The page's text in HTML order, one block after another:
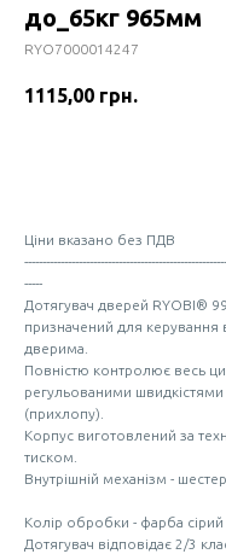
до_65кг 965мм
RYO7000014247
1115,00 грн.
Ціни вказано без ПДВ
-----
Дотягувач дверей RYOBI®
призначений для керування
дверима.
Повністю контролює весь
регульованими
(прихлопу).
Корпус виготовлений за
тиском.
Внутрішній механізм -
Колір обробки - фарба сірий
Дотягувач відповідає 2/3